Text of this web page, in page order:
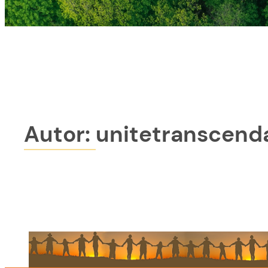
Autor: